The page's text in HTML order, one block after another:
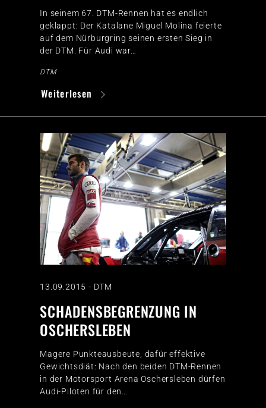
In seinem 67. DTM-Rennen hat es endlich
geklappt: Der Katalane Miguel Molina feierte
auf dem Nürburgring seinen ersten Sieg in
der DTM. Für Audi war…
DTM
Weiterlesen
13.09.2015 - DTM
SCHADENSBEGRENZUNG IN
OSCHERSLEBEN
Magere Punkteausbeute, dafür effektive
Gewichtsdiät: Nach den beiden DTM-Rennen
in der Motorsport Arena Oschersleben dürfen
Audi-Piloten für den…